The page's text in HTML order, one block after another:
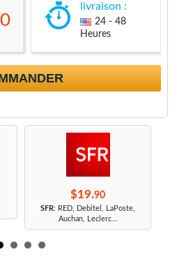
livraison :
24 - 48
Heures
$19.90
SFR: RED, Debitel, LaPoste,
Auchan, Leclerc...